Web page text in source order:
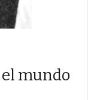
el mundo